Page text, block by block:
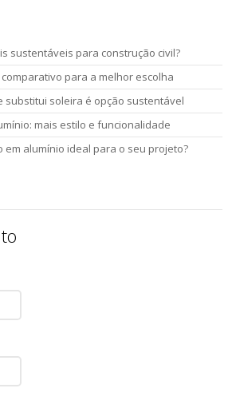
sustentáveis para construção civil?
para a melhor escolha
substitui soleira é opção sustentável
mais estilo e funcionalidade
em alumínio ideal para o seu projeto?